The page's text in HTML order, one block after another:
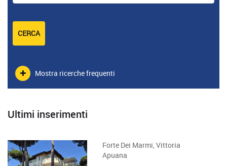
CERCA
Mostra ricerche frequenti
Ultimi inserimenti
Forte Dei Marmi, Vittoria
Apuana